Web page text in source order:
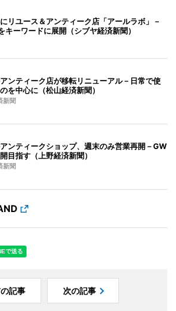
リユース＆アンティーク店「アールラボ」－
キーワードに展開（シブヤ経済新聞）
ンティーク店が移転リニューアル－日常で使
を中心に（松山経済新聞）
新聞
ンティークショップ、週末のみ営業再開－GW
目指す（上野経済新聞）
新聞
記事 次の記事